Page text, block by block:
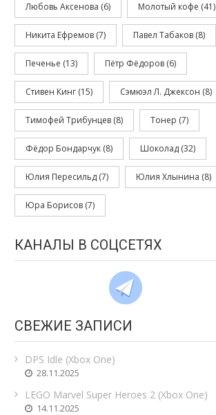
Любовь Аксенова (6) Молотый кофе (41)
Никита Ефремов (7) Павел Табаков (8)
Печенье (13) Пётр Фёдоров (6)
Стивен Кинг (15) Сэмюэл Л. Джексон (8)
Тимофей Трибунцев (8) Тонер (7)
Фёдор Бондарчук (8) Шоколад (32)
Юлия Пересильд (7) Юлия Хлынина (8)
Юра Борисов (7)
КАНАЛЫ В СОЦСЕТЯХ
СВЕЖИЕ ЗАПИСИ
DPS Idle (Xbox One)
28.11.2025
LEGO Marvel Super Heroes 2 (Xbox One)
14.11.2025